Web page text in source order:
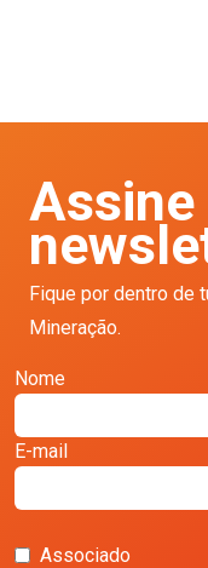
Assine
Fique por dentro de
Mineração.
Nome
E-mail
Associado